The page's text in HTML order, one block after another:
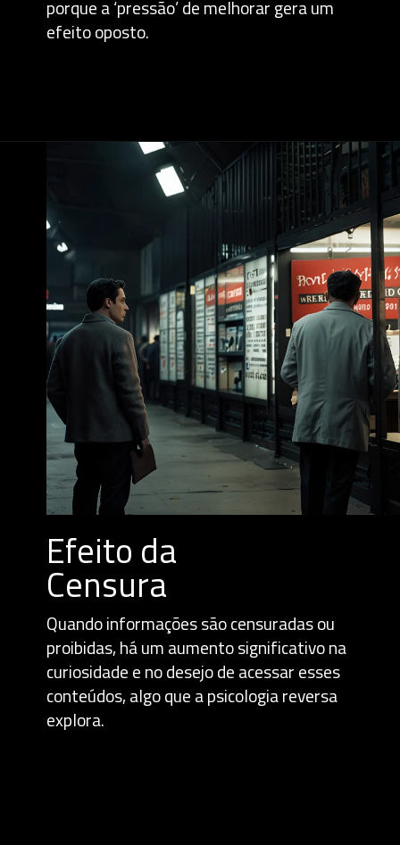
porque a ‘pressão’ de melhorar gera um
efeito oposto.
Efeito da
Censura
Quando informações são censuradas ou
proibidas, há um aumento significativo na
curiosidade e no desejo de acessar esses
conteúdos, algo que a psicologia reversa
explora.